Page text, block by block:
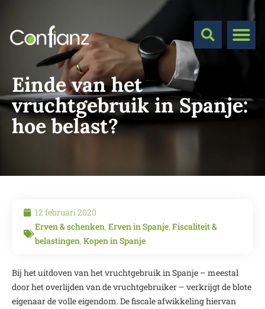
Einde van het
vruchtgebruik in Spanje:
hoe belast?
12 februari 2020
Erven & schenken, Erven in Spanje, Fiscaliteit &
belastingen, Kopen in Spanje
Bij het uitdoven van het vruchtgebruik in Spanje – meestal
door het overlijden van de vruchtgebruiker – verkrijgt de blote
eigenaar de volle eigendom. De fiscale afwikkeling hiervan